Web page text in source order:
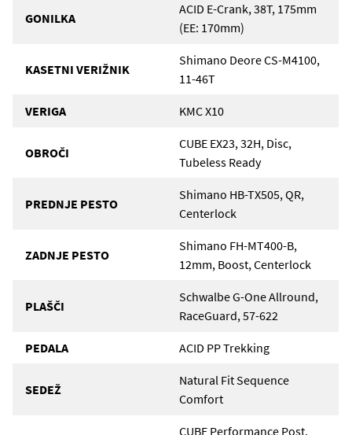
GONILKA
ACID E-Crank, 38T, 175mm
(EE: 170mm)
KASETNI VERIŽNIK
Shimano Deore CS-M4100,
11-46T
VERIGA KMC X10
OBROČI
CUBE EX23, 32H, Disc,
Tubeless Ready
PREDNJE PESTO
Shimano HB-TX505, QR,
Centerlock
ZADNJE PESTO
Shimano FH-MT400-B,
12mm, Boost, Centerlock
PLAŠČI
Schwalbe G-One Allround,
RaceGuard, 57-622
PEDALA ACID PP Trekking
SEDEŽ
Natural Fit Sequence
Comfort
CUBE Performance Post,